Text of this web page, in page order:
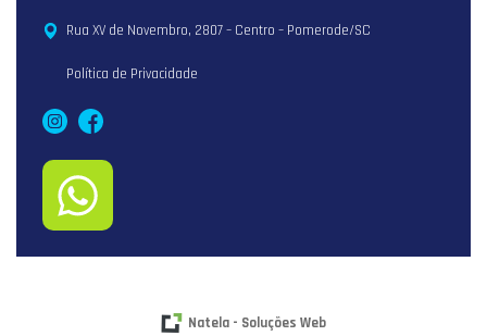
Rua XV de Novembro, 2807 – Centro – Pomerode/SC
Política de Privacidade
Natela - Soluções Web